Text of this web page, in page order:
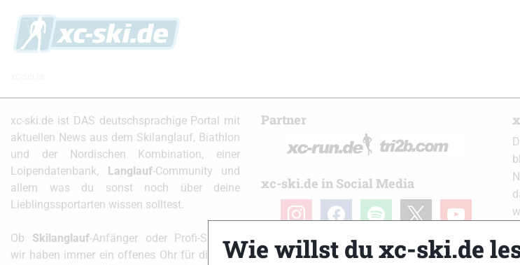
xc-ski.de ist DAS deutschsprachige Portal mit
aktuellen News aus dem Skilanglauf, Biathlon
und der Nordischen Kombination, einer
Loipendatenbank, Langlauf-Community und
allem was du sonst noch über deine
Lieblingssportarten wissen solltest.
Ob Skilanglauf-Anfänger oder Profi-Sportler,
wir haben immer ein offenes Ohr für dich! Du
Partner
xc-ski.de in Social Media
instagramfacebook spotify youtube
Wie willst du xc-ski.de